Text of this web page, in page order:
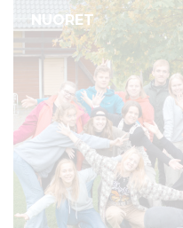
NUORET